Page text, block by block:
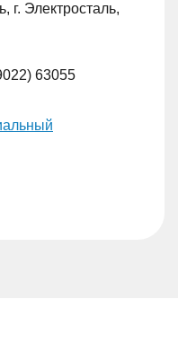
г. Электросталь,
63055